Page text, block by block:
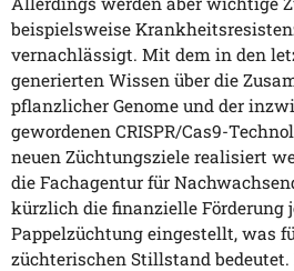
beispielsweise
vernachlässigt. Mit dem in den
generierten Wissen über die
pflanzlicher Genome und der
gewordenen CRISPR/Cas9-
neuen Züchtungsziele realisiert
die Fachagentur für
kürzlich die finanzielle Förderung
Pappelzüchtung eingestellt, was
züchterischen Stillstand bedeutet.